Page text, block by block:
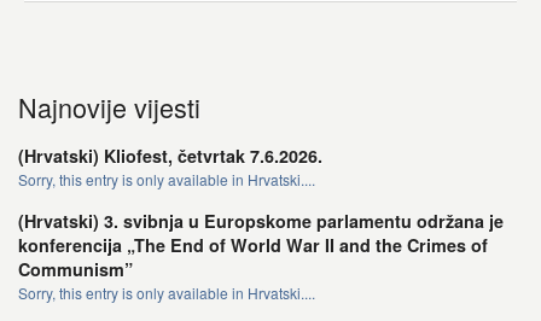
Najnovije vijesti
(Hrvatski) Kliofest, četvrtak 7.6.2026.
Sorry, this entry is only available in Hrvatski....
(Hrvatski) 3. svibnja u Europskome parlamentu održana je
konferencija „The End of World War II and the Crimes of
Communism”
Sorry, this entry is only available in Hrvatski....